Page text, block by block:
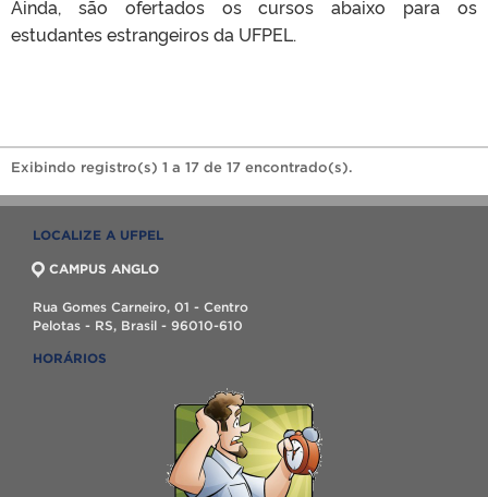
Ainda, são ofertados os cursos abaixo para os
estudantes estrangeiros da UFPEL.
Exibindo registro(s) 1 a 17 de 17 encontrado(s).
LOCALIZE A UFPEL
CAMPUS ANGLO
Rua Gomes Carneiro, 01 - Centro
Pelotas - RS, Brasil - 96010-610
HORÁRIOS